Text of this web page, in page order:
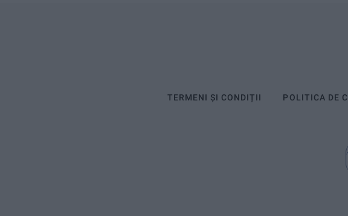
TERMENI ȘI CONDIȚII POLITICA DE